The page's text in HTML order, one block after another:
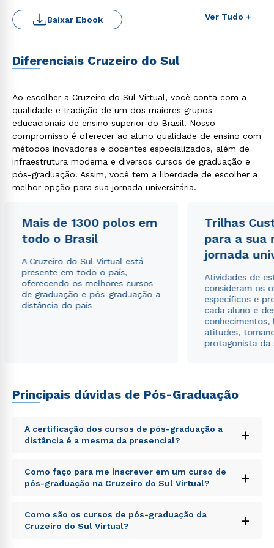
Ver Tudo +
Baixar Ebook
Diferenciais Cruzeiro do Sul
Ao escolher a Cruzeiro do Sul Virtual, você conta com a
qualidade e tradição de um dos maiores grupos
educacionais de ensino superior do Brasil. Nosso
compromisso é oferecer ao aluno qualidade de ensino com
métodos inovadores e docentes especializados, além de
infraestrutura moderna e diversos cursos de graduação e
pós-graduação. Assim, você tem a liberdade de escolher a
melhor opção para sua jornada universitária.
Mais de 1300 polos em
todo o Brasil
A Cruzeiro do Sul Virtual está
presente em todo o país,
oferecendo os melhores cursos
de graduação e pós-graduação a
distância do país
Trilhas
para a sua
jornada
Atividades de
consideram os
específicos e
cada aluno e
conhecimentos,
atitudes,
protagonista da
Principais dúvidas de Pós-Graduação
A certificação dos cursos de pós-graduação a
distância é a mesma da presencial?
+
Sed ut perspiciatis unde omnis iste natus error sit
voluptatem accusantium doloremque laudantium,
totam rem aperiam, eaque ipsa quae ab illo inventore
explicabo. Nemo enim ipsam voluptatem quia
voluptas sit aspernatur aut odit aut fugit, sed quia
Como faço para me inscrever em um curso de
pós-graduação na Cruzeiro do Sul Virtual?
+
Sed ut perspiciatis unde omnis iste natus error sit
voluptatem accusantium doloremque laudantium,
Como são os cursos de pós-graduação da
Cruzeiro do Sul Virtual?
+
Rápido e fácil
WhatsApp
ou
Estou de acordo com a Política de Privacidade. e
autorizo que meus dados sejam utilizados para o
envio de conteúdos da Cruzeiro do Sul.